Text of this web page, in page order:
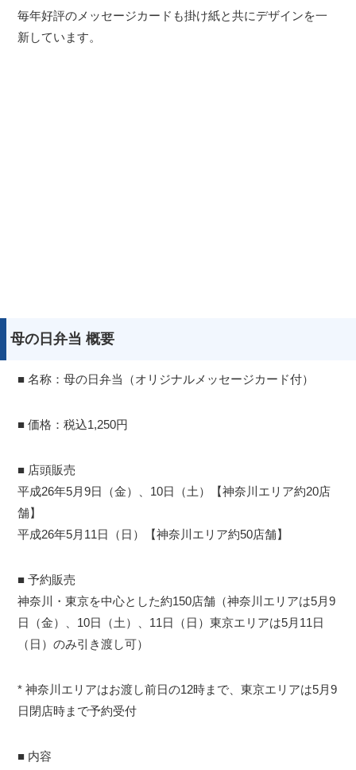
毎年好評のメッセージカードも掛け紙と共にデザインを一
新しています。
母の日弁当 概要
■ 名称：母の日弁当（オリジナルメッセージカード付）
■ 価格：税込1,250円
■ 店頭販売
平成26年5月9日（金）、10日（土）【神奈川エリア約20店
舗】
平成26年5月11日（日）【神奈川エリア約50店舗】
■ 予約販売
神奈川・東京を中心とした約150店舗（神奈川エリアは5月9
日（金）、10日（土）、11日（日）東京エリアは5月11日
（日）のみ引き渡し可）
* 神奈川エリアはお渡し前日の12時まで、東京エリアは5月9
日閉店時まで予約受付
■ 内容